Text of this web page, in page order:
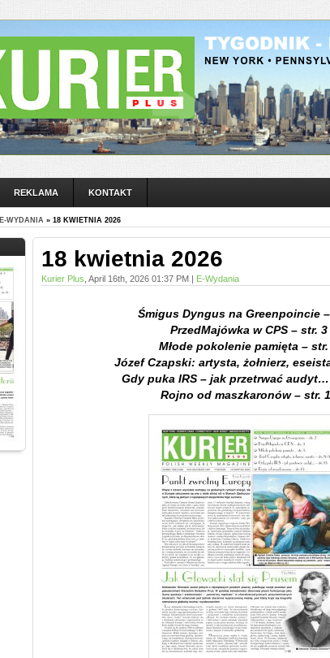
REKLAMA KONTAKT
E-WYDANIA » 18 KWIETNIA 2026
18 kwietnia 2026
Kurier Plus , April 16th, 2026 01:37 PM | E-Wydania
Śmigus Dyngus na Greenpoincie
PrzedMajówka w CPS – str. 3
Młode pokolenie pamięta –
Józef Czapski: artysta, żołnierz,
Gdy puka IRS – jak przetrwać audyt…
Rojno od maszkaronów – str.